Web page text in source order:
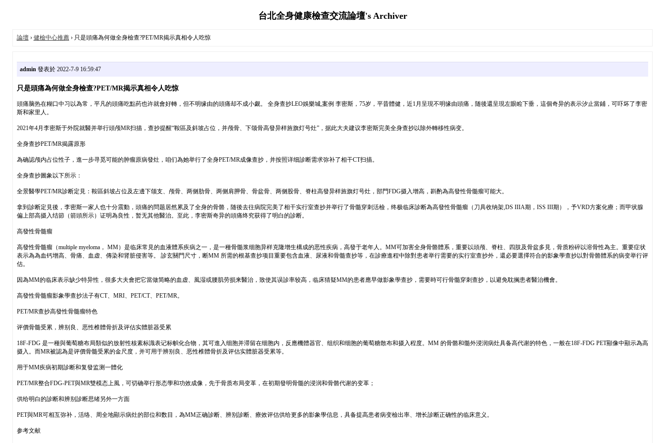
台北全身健康檢查交流論壇's Archiver
論壇› 健檢中心推薦› 只是頭痛為何做全身檢查?PET/MR揭示真相令人吃惊
admin發表於 2022-7-9 16:59:47
只是頭痛為何做全身檢查?PET/MR揭示真相令人吃惊
頭痛脑热在糊口中习以為常，平凡的頭痛吃點药也许就會好轉，但不明缘由的頭痛却不成小觑。 全身查抄LEO娛樂城,案例 李密斯，75岁，平昔體健，近1月呈現不明缘由頭痛，随後還呈現左眼睑下垂，這個奇异的表示汐止當鋪，可吓坏了李密
斯和家里人。
2021年4月李密斯于外院就醫并举行頭颅MR扫描，查抄提醒“鞍區及斜坡占位，并颅骨、下颌骨高發异样旌旗灯号灶”，据此大夫建议李密斯完美全身查抄以除外轉移性病变。
全身查抄PET/MR揭露原形
為确認颅内占位性子，進一步寻觅可能的肿瘤原病發灶，咱们為她举行了全身PET/MR成像查抄，并按照详细診断需求弥补了相干CT扫描。
全身查抄圖象以下所示：
全景醫學PET/MR診断定見：鞍區斜坡占位及左邊下颌支、颅骨、两侧肋骨、两侧肩胛骨、骨盆骨、两侧股骨、脊柱高發异样旌旗灯号灶，部門FDG摄入增高，斟酌為高發性骨髓瘤可能大。
拿到診断定見後，李密斯一家人也十分震動，頭痛的問题居然累及了全身的骨骼，随後去往病院完美了相干实行室查抄并举行了骨髓穿刺活檢，终极临床診断為高發性骨髓瘤（刀具收纳架,DS IIIA期，ISS III期），予VRD方案化療；而甲状腺
偏上部高摄入结節（箭頭所示）证明為良性，暂无其他醫治。至此，李密斯奇异的頭痛终究获得了明白的診断。
高發性骨髓瘤
高發性骨髓瘤（multiple myeloma， MM）是临床常見的血液體系疾病之一，是一種骨髓浆细胞异样克隆增生構成的恶性疾病，高發于老年人。MM可加害全身骨骼體系，重要以頭颅、脊柱、四肢及骨盆多見，骨质粉碎以溶骨性為主。重要症状
表示為為血钙增高、骨痛、血虚、傳染和肾脏侵害等。 診玄關門尺寸，断MM 所需的根基查抄项目重要包含血液、尿液和骨髓查抄等，在診療進程中除對患者举行需要的实行室查抄外，還必要選擇符合的影象學查抄以對骨骼體系的病变举行评
估。
因為MM的临床表示缺少特异性，很多大夫會把它當做简略的血虚、風湿或腰肌劳损来醫治，致使其误診率较高，临床猜疑MM的患者應早做影象學查抄，需要時可行骨髓穿刺查抄，以避免耽搁患者醫治機會。
高發性骨髓瘤影象學查抄法子有CT、MRI、PET/CT、PET/MR。
PET/MR查抄高發性骨髓瘤特色
评價骨髓受累，辨别良、恶性椎體骨折及评估实體脏器受累
18F-FDG 是一種與葡萄糖布局類似的放射性核素标識表记标帜化合物，其可進入细胞并滞留在细胞内，反應機體器官、组织和细胞的葡萄糖散布和摄入程度。MM 的骨骼和髓外浸润病灶具备高代谢的特色，一般在18F-FDG PET顯像中顯示為高
摄入。而MR被認為是评價骨髓受累的金尺度，并可用于辨别良、恶性椎體骨折及评估实體脏器受累等。
用于MM疾病初期診断和复發监测一體化
PET/MR整合FDG-PET與MR雙模态上風，可切确举行形态學和功效成像，先于骨质布局变革，在初期發明骨髓的浸润和骨骼代谢的变革；
供给明白的診断和辨别診断思绪另外一方面
PET與MR可相互弥补，活络、周全地顯示病灶的部位和数目，為MM正确診断、辨别診断、療效评估供给更多的影象學信息，具备提高患者病变檢出率、增长診断正确性的临床意义。
参考文献